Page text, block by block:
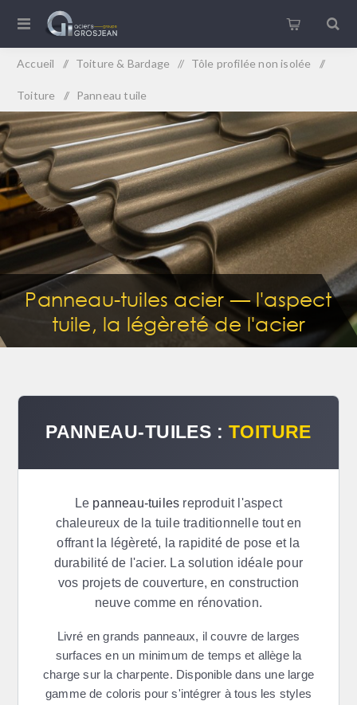
Accueil / Toiture & Bardage / Tôle profilée non isolée /
Toiture / Panneau tuile
Panneau-tuiles acier — l'aspect
tuile, la légèreté de l'acier
PANNEAU-TUILES : TOITURE
Le panneau-tuiles reproduit l'aspect
chaleureux de la tuile traditionnelle tout en
offrant la légèreté, la rapidité de pose et la
durabilité de l'acier. La solution idéale pour
vos projets de couverture, en construction
neuve comme en rénovation.
Livré en grands panneaux, il couvre de larges
surfaces en un minimum de temps et allège la
charge sur la charpente. Disponible dans une large
gamme de coloris pour s'intégrer à tous les styles